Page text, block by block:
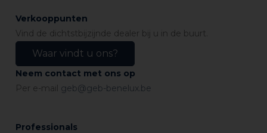
Professionals
Verkooppunten
Vind de dichtstbijzijnde dealer bij u in de buurt.
Waar vindt u ons?
Neem contact met ons op
Per e-mail geb@geb-benelux.be